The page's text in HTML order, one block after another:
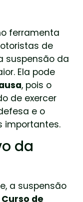
ferramenta
de
suspensão da
Ela pode
, pois o
de exercer
e o
importantes.
da
a suspensão
Curso de